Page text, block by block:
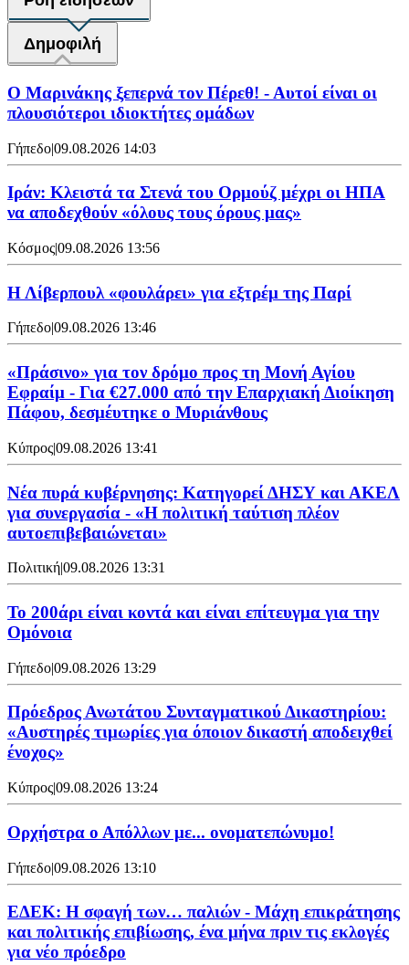
Δημοφιλή
Ο Μαρινάκης ξεπερνά τον Πέρεθ! - Αυτοί είναι οι
πλουσιότεροι ιδιοκτήτες ομάδων
Γήπεδο|09.08.2026 14:03
Ιράν: Κλειστά τα Στενά του Ορμούζ μέχρι οι ΗΠΑ
να αποδεχθούν «όλους τους όρους μας»
Κόσμος|09.08.2026 13:56
Η Λίβερπουλ «φουλάρει» για εξτρέμ της Παρί
Γήπεδο|09.08.2026 13:46
«Πράσινο» για τον δρόμο προς τη Μονή Αγίου
Εφραίμ - Για €27.000 από την Επαρχιακή Διοίκηση
Πάφου, δεσμέυτηκε ο Μυριάνθους
Κύπρος|09.08.2026 13:41
Νέα πυρά κυβέρνησης: Κατηγορεί ΔΗΣΥ και ΑΚΕΛ
για συνεργασία - «Η πολιτική ταύτιση πλέον
αυτοεπιβεβαιώνεται»
Πολιτική|09.08.2026 13:31
Το 200άρι είναι κοντά και είναι επίτευγμα για την
Ομόνοια
Γήπεδο|09.08.2026 13:29
Πρόεδρος Ανωτάτου Συνταγματικού Δικαστηρίου:
«Αυστηρές τιμωρίες για όποιον δικαστή αποδειχθεί
ένοχος»
Κύπρος|09.08.2026 13:24
Ορχήστρα o Aπόλλων με... ονοματεπώνυμο!
Γήπεδο|09.08.2026 13:10
ΕΔΕΚ: Η σφαγή των… παλιών - Μάχη επικράτησης
και πολιτικής επιβίωσης, ένα μήνα πριν τις εκλογές
για νέο πρόεδρο